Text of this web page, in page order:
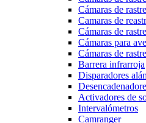
Cámaras de
Camaras de
Cámaras de
Cámaras para
Cámaras de
Barrera infrarroja
Disparadores
Activadores de
Intervalómetros
Camranger